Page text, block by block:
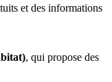
et des informations
, qui propose des